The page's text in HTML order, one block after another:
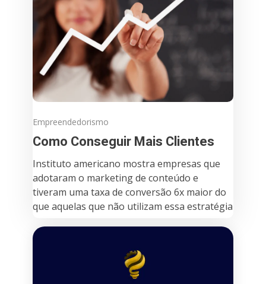
Empreendedorismo
Como Conseguir Mais Clientes
Instituto americano mostra empresas que
adotaram o marketing de conteúdo e
tiveram uma taxa de conversão 6x maior do
que aquelas que não utilizam essa estratégia